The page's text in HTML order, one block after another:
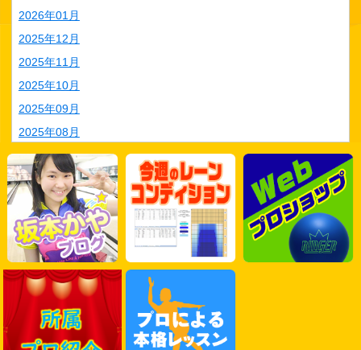
2026年01月
2025年12月
2025年11月
2025年10月
2025年09月
2025年08月
2025年07月
2025年06月
2025年05月
2025年04月
2025年03月
2025年02月
2025年01月
2024年12月
2024年11月